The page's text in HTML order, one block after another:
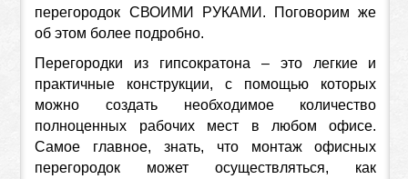
перегородок СВОИМИ РУКАМИ. Поговорим же
об этом более подробно.
Перегородки из гипсократона – это легкие и
практичные конструкции, с помощью которых
можно создать необходимое количество
полноценных рабочих мест в любом офисе.
Самое главное, знать, что монтаж офисных
перегородок может осуществляться, как